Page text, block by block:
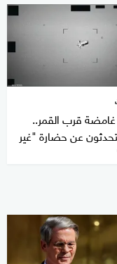
قرب القمر..
عن حضارة "غير